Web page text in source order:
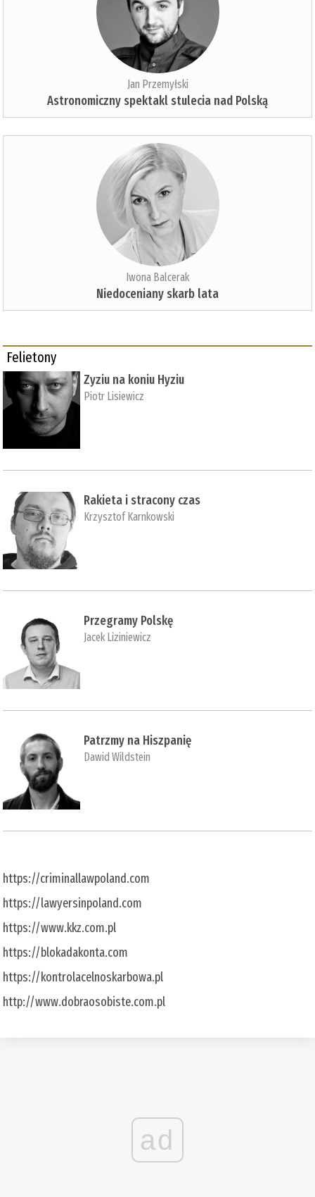
Jan Przemyłski
Astronomiczny spektakl stulecia nad Polską
Iwona Balcerak
Niedoceniany skarb lata
Felietony
Zyziu na koniu Hyziu
Piotr Lisiewicz
Rakieta i stracony czas
Krzysztof Karnkowski
Przegramy Polskę
Jacek Liziniewicz
Patrzmy na Hiszpanię
Dawid Wildstein
https://criminallawpoland.com
https://lawyersinpoland.com
https://www.kkz.com.pl
https://blokadakonta.com
https://kontrolacelnoskarbowa.pl
http://www.dobraosobiste.com.pl
ad